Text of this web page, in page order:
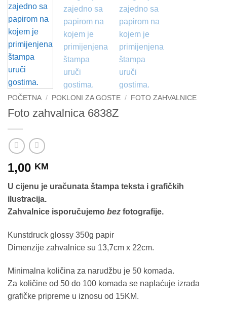
POČETNA / POKLONI ZA GOSTE / FOTO ZAHVALNICE
Foto zahvalnica 6838Z
1,00 KM
U cijenu je uračunata štampa teksta i grafičkih
ilustracija.
Zahvalnice isporučujemo bez fotografije.
Kunstdruck glossy 350g papir
Dimenzije zahvalnice su 13,7cm x 22cm.
Minimalna količina za narudžbu je 50 komada.
Za količine od 50 do 100 komada se naplaćuje izrada
grafičke pripreme u iznosu od 15KM.